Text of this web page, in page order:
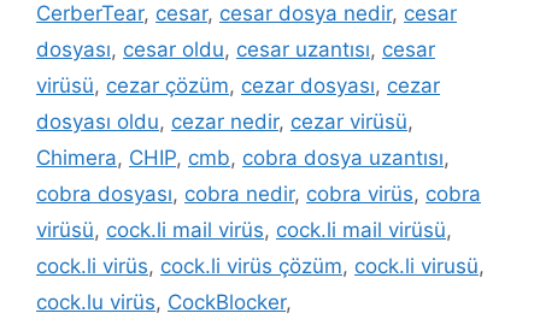
CerberTear, cesar, cesar dosya nedir, cesar
dosyası, cesar oldu, cesar uzantısı, cesar
virüsü, cezar çözüm, cezar dosyası, cezar
dosyası oldu, cezar nedir, cezar virüsü,
Chimera, CHIP, cmb, cobra dosya uzantısı,
cobra dosyası, cobra nedir, cobra virüs, cobra
virüsü, cock.li mail virüs, cock.li mail virüsü,
cock.li virüs, cock.li virüs çözüm, cock.li virusü,
cock.lu virüs, CockBlocker,